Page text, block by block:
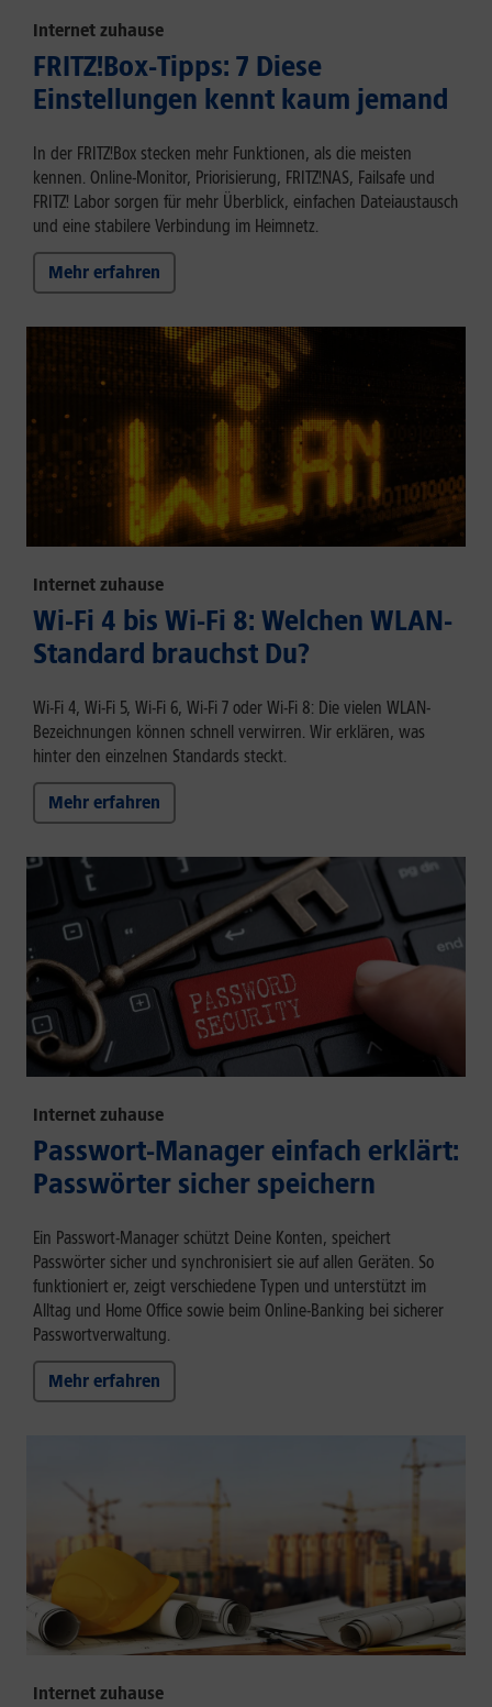
Internet zuhause
FRITZ!Box-Tipps: 7 Diese
Einstellungen kennt kaum jemand
In der FRITZ!Box stecken mehr Funktionen, als die meisten
kennen. Online-Monitor, Priorisierung, FRITZ!NAS, Failsafe und
FRITZ! Labor sorgen für mehr Überblick, einfachen Dateiaustausch
und eine stabilere Verbindung im Heimnetz.
Mehr erfahren
Internet zuhause
Wi-Fi 4 bis Wi-Fi 8: Welchen WLAN-
Standard brauchst Du?
Wi-Fi 4, Wi-Fi 5, Wi-Fi 6, Wi-Fi 7 oder Wi-Fi 8: Die vielen WLAN-
Bezeichnungen können schnell verwirren. Wir erklären, was
hinter den einzelnen Standards steckt.
Mehr erfahren
Internet zuhause
Passwort-Manager einfach erklärt:
Passwörter sicher speichern
Ein Passwort-Manager schützt Deine Konten, speichert
Passwörter sicher und synchronisiert sie auf allen Geräten. So
funktioniert er, zeigt verschiedene Typen und unterstützt im
Alltag und Home Office sowie beim Online-Banking bei sicherer
Passwortverwaltung.
Mehr erfahren
Internet zuhause